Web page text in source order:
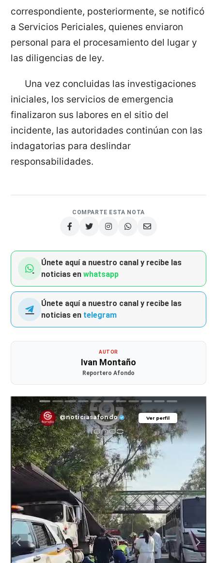
correspondiente, posteriormente, se notificó
a Servicios Periciales, quienes enviaron
personal para el procesamiento del lugar y
las diligencias de ley.
Una vez concluidas las investigaciones
iniciales, los servicios de emergencia
finalizaron sus labores en el sitio del
incidente, las autoridades continúan con las
indagatorias para deslindar
responsabilidades.
COMPARTE ESTA NOTA
Únete aquí a nuestro canal y recibe las
noticias enwhatsapp
Únete aquí a nuestro canal y recibe las
noticias en telegram
AUTOR
Ivan Montaño
Reportero Afondo
Ver perfil
@noticiasafondo Ver perfil